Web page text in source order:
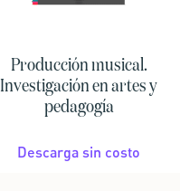
Producción musical.
Investigación en artes y
pedagogía
Descarga sin costo